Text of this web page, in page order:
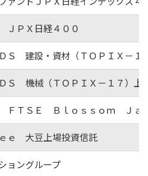
ＪＰＸ日経４００
Ｓ 建設・資材（ＴＯＰＩＸ－１
Ｓ 機械（ＴＯＰＩＸ－１７）上
ＦＴＳＥ Ｂｌｏｓｓｏｍ Ｊａ
ｅ 大豆上場投資信託
ョングループ